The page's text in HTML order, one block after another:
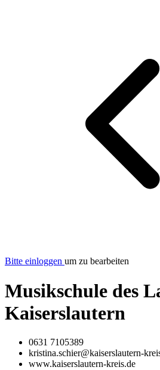
Bitte einloggen um zu bearbeiten
Musikschule des
Kaiserslautern
0631 7105389
kristina.schier@kaiserslautern-
www.kaiserslautern-kreis.de